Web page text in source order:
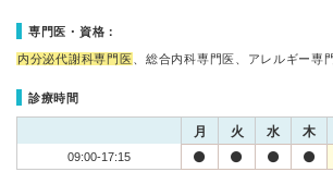
専門医・資格：
内分泌代謝科専門医 、総合内科専門医、アレルギー専
診療時間
月 火 水 木
09:00-17:15